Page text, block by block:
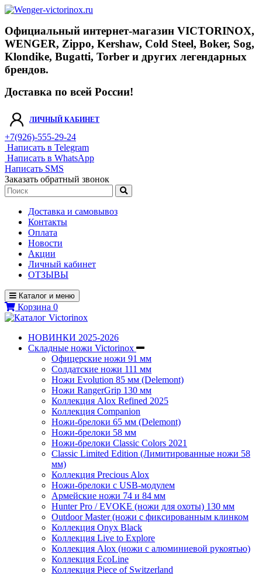
Официальный интернет-магазин VICTORINOX,
WENGER, Zippo, Kershaw, Cold Steel, Boker, Sog,
Klondike, Bugatti, Torber и других легендарных
брендов.
Доставка по всей России!
ЛИЧНЫЙ КАБИНЕТ
+7(926)-555-29-24
Написать в Telegram
Написать в WhatsApp
Написать SMS
Заказать обратный звонок
Доставка и самовывоз
Контакты
Оплата
Новости
Акции
Личный кабинет
ОТЗЫВЫ
Каталог и меню
Корзина 0
НОВИНКИ 2025-2026
Складные ножи Victorinox
Офицерские ножи 91 мм
Солдатские ножи 111 мм
Ножи Evolution 85 мм (Delemont)
Ножи RangerGrip 130 мм
Коллекция Alox Refined 2025
Коллекция Companion
Ножи-брелоки 65 мм (Delemont)
Ножи-брелоки 58 мм
Ножи-брелоки Classic Colors 2021
Classic Limited Edition (Лимитированные ножи 58
мм)
Коллекция Precious Alox
Ножи-брелоки с USB-модулем
Армейские ножи 74 и 84 мм
Hunter Pro / EVOKE (ножи для охоты) 130 мм
Outdoor Master (ножи с фиксированным клинком
Коллекция Onyx Black
Коллекция Live to Explore
Коллекция Alox (ножи с алюминиевой рукоятью)
Коллекция EcoLine
Коллекция Piece of Switzerland